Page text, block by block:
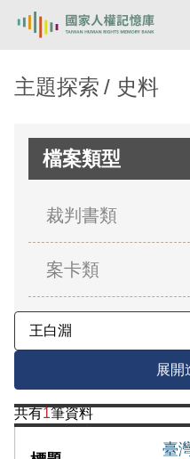
新生訓導處
關於我們
意見信箱
主題探索 史料
檔案類型
裁判書類
案卡類
展開
共有1筆資料
臺